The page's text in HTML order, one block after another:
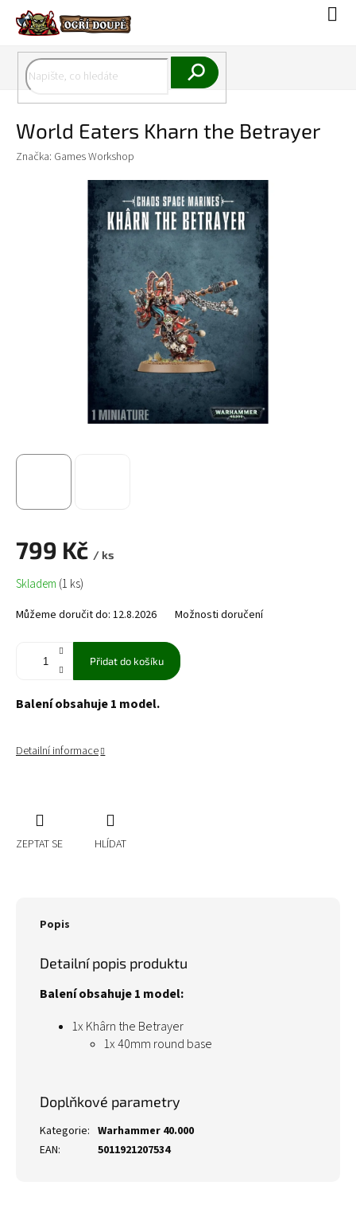
obsah
World Eaters Kharn the Betrayer
Značka: Games Workshop
799 Kč / ks
Měrná
cena:
Skladem (1 ks)
Můžeme doručit do: 12.8.2026 Možnosti doručení
Přidat do košíku
Balení obsahuje 1 model.
Detailní informace
ZEPTAT SE HLÍDAT
Popis
Detailní popis produktu
Balení obsahuje 1 model:
1x Khârn the Betrayer
1x 40mm round base
Doplňkové parametry
Kategorie: Warhammer 40.000
EAN: 5011921207534